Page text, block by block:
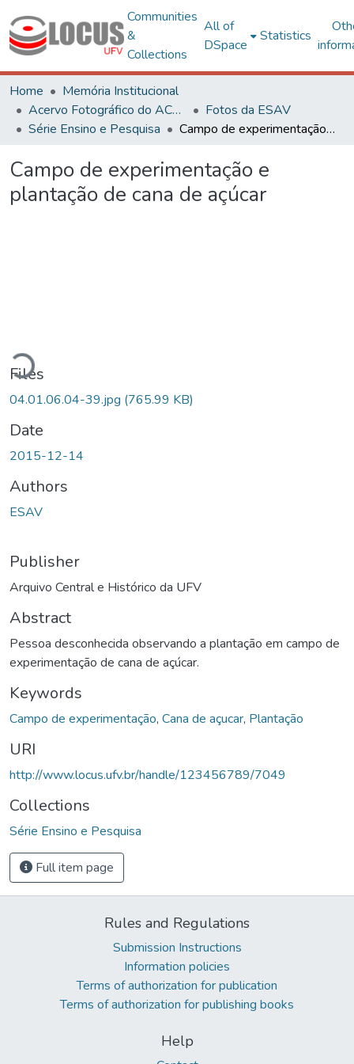
Communities
&
Collections
All of
DSpace
Statistics
Home
Memória Institucional
Acervo Fotográfico do ACH-UFV
Fotos da ESAV
Série Ensino e Pesquisa
Campo de experimentação e plantação de cana de açúcar
Campo de experimentação e
plantação de cana de açúcar
Files
04.01.06.04-39.jpg (765.99 KB)
Date
2015-12-14
Authors
ESAV
Publisher
Arquivo Central e Histórico da UFV
Abstract
Pessoa desconhecida observando a plantação em campo de
experimentação de cana de açúcar.
Keywords
Campo de experimentação, Cana de açucar, Plantação
URI
http://www.locus.ufv.br/handle/123456789/7049
Collections
Série Ensino e Pesquisa
Full item page
Rules and Regulations
Submission Instructions
Information policies
Terms of authorization for publication
Terms of authorization for publishing books
Help